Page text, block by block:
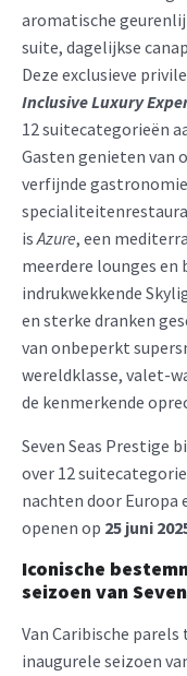
aromatische
suite, dagelijkse
Deze exclusieve
Inclusive Luxury
12 suitecategorieën
Gasten genieten van
verfijnde
isAzure, een
meerdere lounges en
indrukwekkende
en sterke dranken
van onbeperkt
wereldklasse, valet-
de kenmerkende
Seven Seas Prestige
over 12
nachten door Europa
openen op 25 juni
Iconische
seizoen van
Van Caribische
inaugurele seizoen